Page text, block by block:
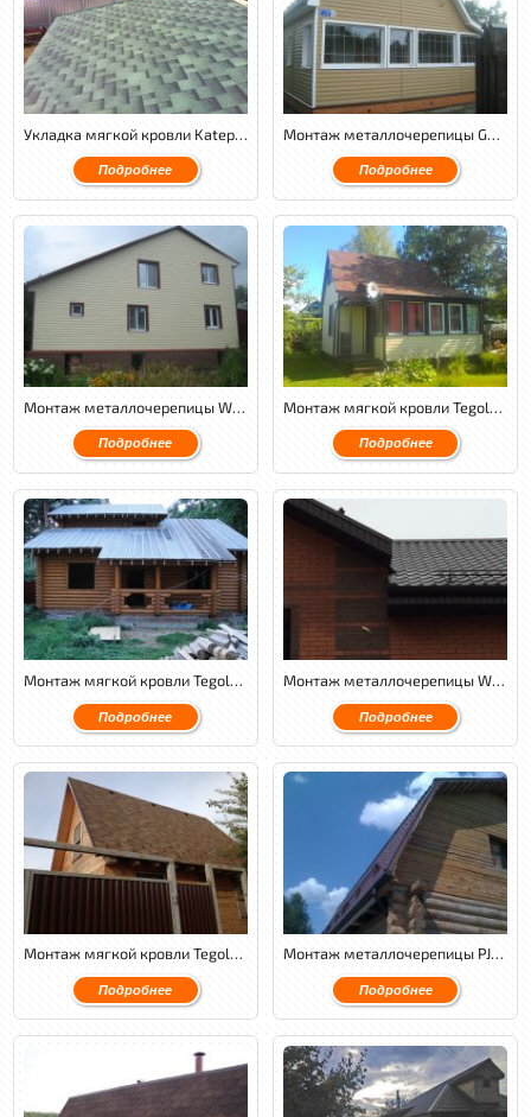
Укладка мягкой кровли Katepal.
Подробнее
Монтаж металлочерепицы GL Granite с обустройством венткамеры и утеплением кровли.
Подробнее
Монтаж металлочерепицы Weckman PuralMatt c обустройством венткамеры и утеплением кровли.
Подробнее
Монтаж мягкой кровли Tegola Nordland классик с утеплением и обустройством венткамеры.
Подробнее
Монтаж мягкой кровли Tegola Nordland Классик с обустройством венткамеры.
Подробнее
Монтаж металлочерепицы Weckman PuralMatt, подшив фронтонных и карнизных свесов софитами Docke.
Подробнее
Монтаж мягкой кровли Tegola Nordland классик совместно с монтажом водосточной системы Docke.
Подробнее
Монтаж металлочерепицы PJR с обустройством венткамеры и монтажом контробрешётки.
Подробнее